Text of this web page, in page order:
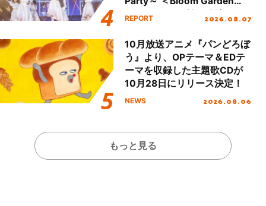
Party Stage／埼玉公演＞”
REPORT 2026.08.07
10月放送アニメ『パンどろぼ
う』より、OPテーマ＆EDテ
ーマを収録した主題歌CDが
10月28日にリリース決定！
NEWS 2026.08.06
もっと見る